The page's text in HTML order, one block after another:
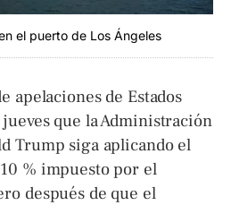
el puerto de Los Ángeles
apelaciones de Estados
que la Administración
Trump siga aplicando el
% impuesto por el
después de que el